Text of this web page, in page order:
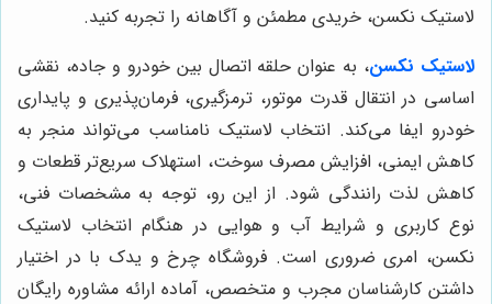
لاستیک نکسن، خریدی مطمئن و آگاهانه را تجربه کنید.
لاستیک نکسن، به عنوان حلقه اتصال بین خودرو و جاده، نقشی
اساسی در انتقال قدرت موتور، ترمزگیری، فرمان‌پذیری و پایداری
خودرو ایفا می‌کند. انتخاب لاستیک نامناسب می‌تواند منجر به
کاهش ایمنی، افزایش مصرف سوخت، استهلاک سریع‌تر قطعات و
کاهش لذت رانندگی شود. از این رو، توجه به مشخصات فنی،
نوع کاربری و شرایط آب و هوایی در هنگام انتخاب لاستیک
نکسن، امری ضروری است. فروشگاه چرخ و یدک با در اختیار
داشتن کارشناسان مجرب و متخصص، آماده ارائه مشاوره رایگان